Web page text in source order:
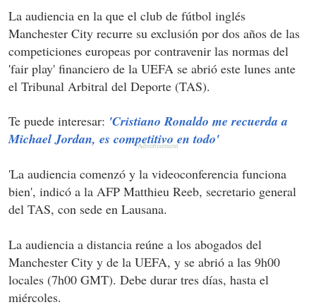
La audiencia en la que el club de fútbol inglés
Manchester City recurre su exclusión por dos años de las
competiciones europeas por contravenir las normas del
'fair play' financiero de la UEFA se abrió este lunes ante
el Tribunal Arbitral del Deporte (TAS).
Te puede interesar: 'Cristiano Ronaldo me recuerda a
Michael Jordan, es competitivo en todo'
'La audiencia comenzó y la videoconferencia funciona
bien', indicó a la AFP Matthieu Reeb, secretario general
del TAS, con sede en Lausana.
La audiencia a distancia reúne a los abogados del
Manchester City y de la UEFA, y se abrió a las 9h00
locales (7h00 GMT). Debe durar tres días, hasta el
miércoles.